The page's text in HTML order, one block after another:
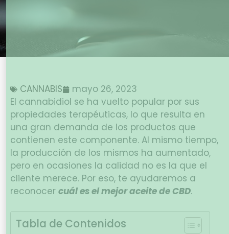
CANNABIS
mayo 26, 2023
El cannabidiol se ha vuelto popular por sus
propiedades terapéuticas, lo que resulta en
una gran demanda de los productos que
contienen este componente. Al mismo tiempo,
la producción de los mismos ha aumentado,
pero en ocasiones la calidad no es la que el
cliente merece. Por eso, te ayudaremos a
reconocer cuál es el mejor aceite de CBD.
Tabla de Contenidos